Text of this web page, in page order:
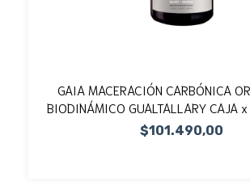
GAIA MACERACIÓN CARBÓNICA
BIODINÁMICO GUALTALLARY
$101.490,00